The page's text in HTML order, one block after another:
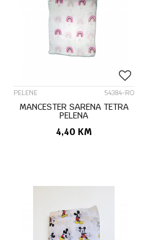
PELENE 54384-RO
MANCESTER SARENA TETRA
PELENA
4,40 KM